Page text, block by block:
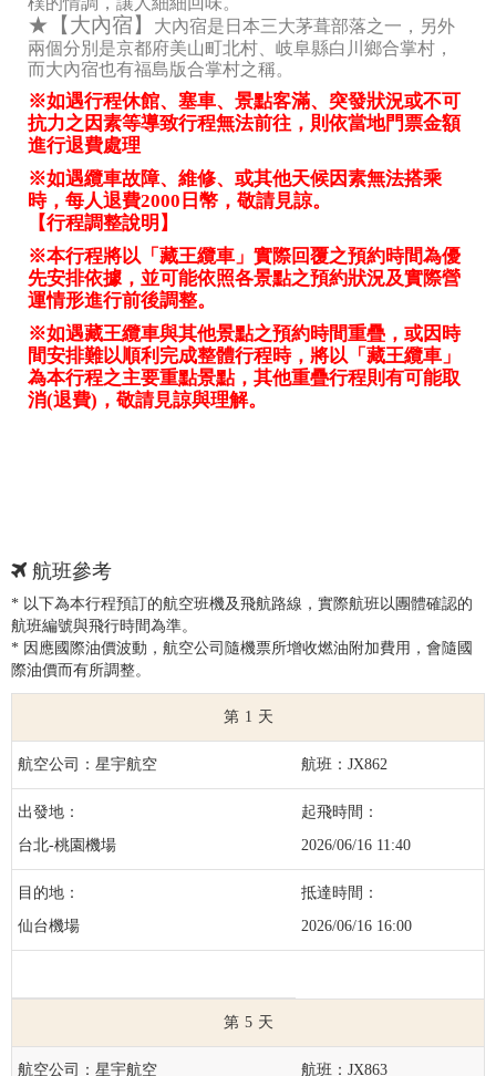
★【大內宿】
大內宿是日本三大茅葺部落之一，另外
兩個分別是京都府美山町北村、岐阜縣白川鄉合掌村，
而大內宿也有福島版合掌村之稱。
※如遇行程休館、塞車、景點客滿、突發狀況或不可
抗力之因素等導致行程無法前往，則依當地門票金額
進行退費處理
※如遇纜車故障、維修、或其他天候因素無法搭乘
時，每人退費2000日幣，敬請見諒。
【行程調整說明】
※本行程將以「藏王纜車」實際回覆之預約時間為優
先安排依據，並可能依照各景點之預約狀況及實際營
運情形進行前後調整。
※如遇藏王纜車與其他景點之預約時間重疊，或因時
間安排難以順利完成整體行程時，將以「藏王纜車」
為本行程之主要重點景點，其他重疊行程則有可能取
消(退費)，敬請見諒與理解。
航班參考
* 以下為本行程預訂的航空班機及飛航路線，實際航班以團體確認的
航班編號與飛行時間為準。
* 因應國際油價波動，航空公司隨機票所增收燃油附加費用，會隨國
際油價而有所調整。
1
星宇航空 JX862
台北-桃園機場 2026/06/16 11:40
仙台機場 2026/06/16 16:00
5
星宇航空 JX863